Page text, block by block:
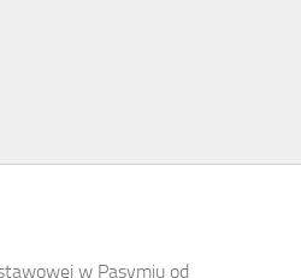
w Pasymiu od